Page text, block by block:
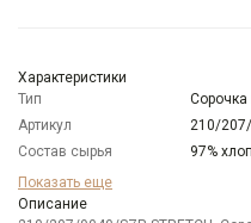
Характеристики
Тип
Сорочка
Артикул
210/207/
Состав сырья
97%
Бренд
Модель
Показать еще
Описание